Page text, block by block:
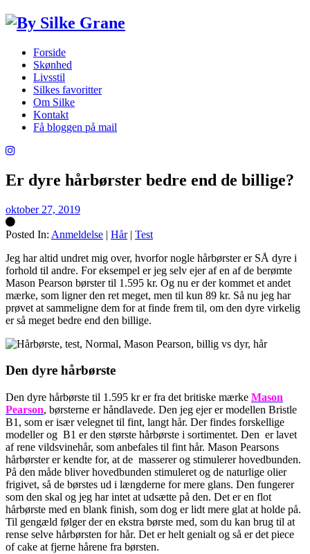
Forside
Skønhed
Livsstil
Silkes favoritter
Om Silke
Kontakt
Få bloggen på mail
Er dyre hårbørster bedre end de billige?
oktober 27, 2019
Posted In: Anmeldelse | Hår| Test
Jeg har altid undret mig over, hvorfor nogle hårbørster er SÅ dyre i
forhold til andre. For eksempel er jeg selv ejer af en af de berømte
Mason Pearson børster til 1.595 kr. Og nu er der kommet et andet
mærke, som ligner den ret meget, men til kun 89 kr. Så nu jeg har
prøvet at sammeligne dem for at finde frem til, om den dyre virkelig
er så meget bedre end den billige.
Den dyre hårbørste
Den dyre hårbørste til 1.595 kr er fra det britiske mærke Mason
Pearson, børsterne er håndlavede. Den jeg ejer er modellen Bristle
B1, som er især velegnet til fint, langt hår. Der findes forskellige
modeller og B1 er den største hårbørste i sortimentet. Den er lavet
af rene vildsvinehår, som anbefales til fint hår. Mason Pearsons
hårbørster er kendte for, at de masserer og stimulerer hovedbunden.
På den måde bliver hovedbunden stimuleret og de naturlige olier
frigivet, så de børstes ud i længderne for mere glans. Den fungerer
som den skal og jeg har intet at udsætte på den. Det er en flot
hårbørste med en blank finish, som dog er lidt mere glat at holde på.
Til gengæld følger der en ekstra børste med, som du kan brug til at
rense selve hårbørsten for hår. Det er helt genialt og så er det piece
of cake at fjerne hårene fra børsten.